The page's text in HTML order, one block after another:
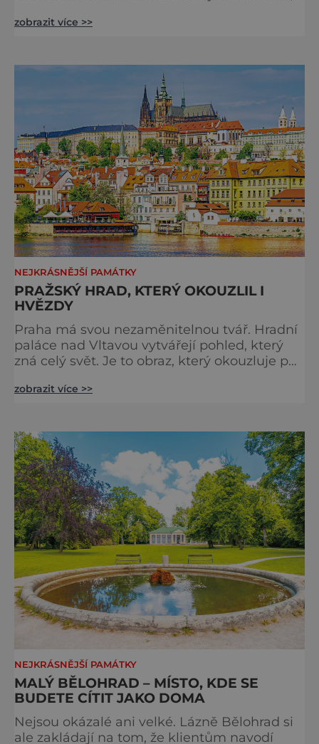
nejzajímavějších bude bezesporu Husův
večer plný historie, hudby, tajemství i
dobrodružství pro malé i velké návštěvníky.
Málokdo ví, že dnešní kos
zobrazit více >>
NEJKRÁSNĚJŠÍ PAMÁTKY
PRAŽSKÝ HRAD, KTERÝ OKOUZLIL I
HVĚZDY
Praha má svou nezaměnitelnou tvář. Hradní
paláce nad Vltavou vytvářejí pohled, který
zná celý svět. Je to obraz, který okouzluje po
jediný Čech, který by ho neznal. Pražský hrad
metropole, má ho na seznamu mí
zobrazit více >>
NEJKRÁSNĚJŠÍ PAMÁTKY
MALÝ BĚLOHRAD – MÍSTO, KDE SE
BUDETE CÍTIT JAKO DOMA
Nejsou okázalé ani velké. Lázně Bělohrad si
ale zakládají na tom, že klientům navodí